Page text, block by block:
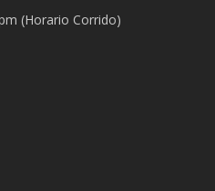
(Horario Corrido)